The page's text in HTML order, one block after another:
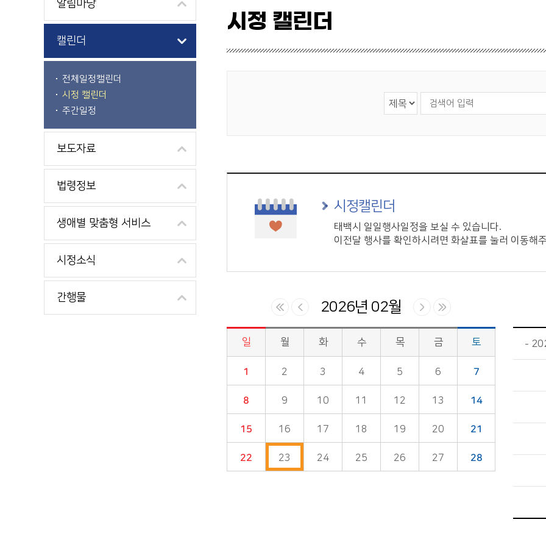
알림마당
캘린더
전체일정캘린더
시정 캘린더
주간일정
보도자료
법령정보
생애별 맞춤형 서비스
시정소식
간행물
시정 캘린더
시정캘린더
태백시 일일행사일정을 보실 수 있습니다.
이전달 행사를 확인하시려면 화살표를 눌러 이동해
2026년 02월
시정소식>시정 캘린더 게시판의 (2026년 02월) 달력형태로 일정명, 일정내용을 제공합니다.
일 월 화 수 목 금 토
1 2 3 4 5 6 7
8 9 10 11 12 13 14
15 16 17 18 19 20 21
22 23 24 25 26 27 28